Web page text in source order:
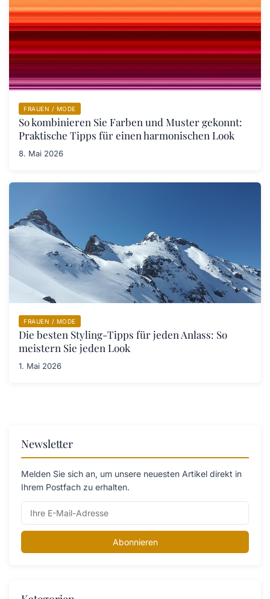
FRAUEN / MODE
So kombinieren Sie Farben und Muster gekonnt:
Praktische Tipps für einen harmonischen Look
8. Mai 2026
FRAUEN / MODE
Die besten Styling-Tipps für jeden Anlass: So
meistern Sie jeden Look
1. Mai 2026
Newsletter
Melden Sie sich an, um unsere neuesten Artikel direkt in
Ihrem Postfach zu erhalten.
Abonnieren